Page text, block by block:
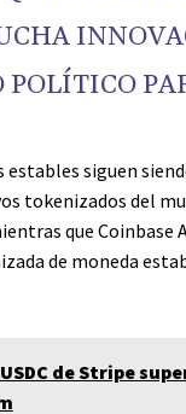
POLÍTICO
estables siguen
tokenizados del
que
de moneda
de Stripe